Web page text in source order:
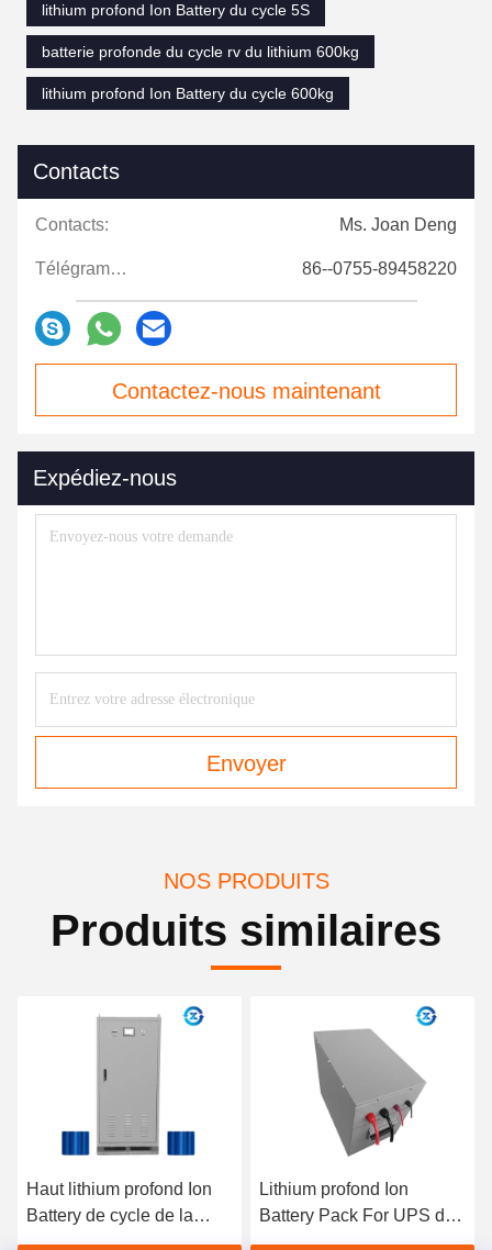
lithium profond Ion Battery du cycle 5S
batterie profonde du cycle rv du lithium 600kg
lithium profond Ion Battery du cycle 600kg
Contacts
Contacts: Ms. Joan Deng
Télégramme: 86--0755-89458220
Contactez-nous maintenant
Expédiez-nous
Envoyer
NOS PRODUITS
Produits similaires
Haut lithium profond Ion
Battery de cycle de la
puissance de sortie
Lithium profond Ion
Battery Pack For UPS du
cycle 12V 360AH